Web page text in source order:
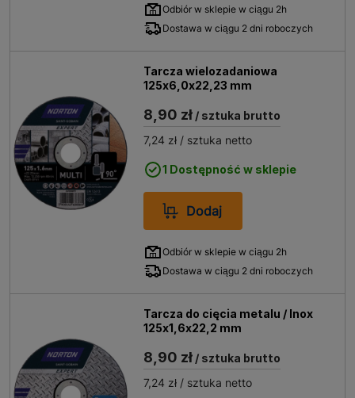
Odbiór w sklepie w ciągu 2h
Dostawa w ciągu 2 dni roboczych
Tarcza wielozadaniowa
125x6,0x22,23 mm
8,90 zł / sztuka brutto
7,24 zł / sztuka netto
1 Dostępność w sklepie
Dodaj
Odbiór w sklepie w ciągu 2h
Dostawa w ciągu 2 dni roboczych
Tarcza do cięcia metalu / Inox
125x1,6x22,2 mm
8,90 zł / sztuka brutto
7,24 zł / sztuka netto